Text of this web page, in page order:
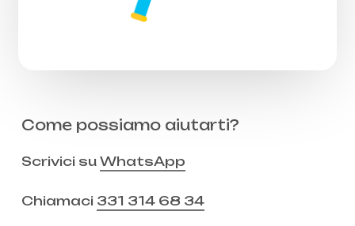
Come possiamo aiutarti?
Scrivici suWhatsApp
Chiamaci 331 314 68 34